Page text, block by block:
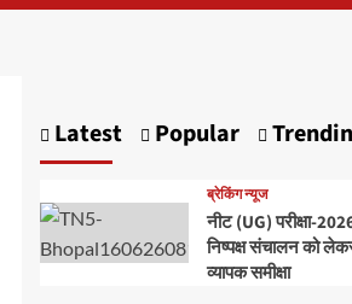
Latest Popular
ब्रेकिंग न्यूज
नीट (UG) परीक्षा-
निष्पक्ष संचालन को
व्यापक समीक्षा